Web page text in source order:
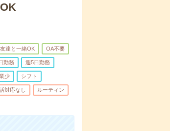
友達と一緒OK OA不要
勤務 週5日勤務
少 シフト
対応なし ルーティン